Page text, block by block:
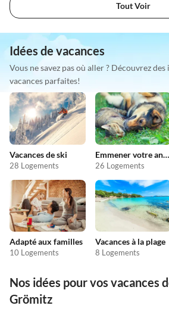
Tout Voir
Idées de vacances
Vous ne savez pas où aller ? Découvrez des
vacances parfaites!
Vacances de ski
28 Logements
Emmener votre animal en vacances
26 Logements
Adapté aux familles
10 Logements
Vacances à la plage
8 Logements
Nos idées pour vos vacances
Grömitz